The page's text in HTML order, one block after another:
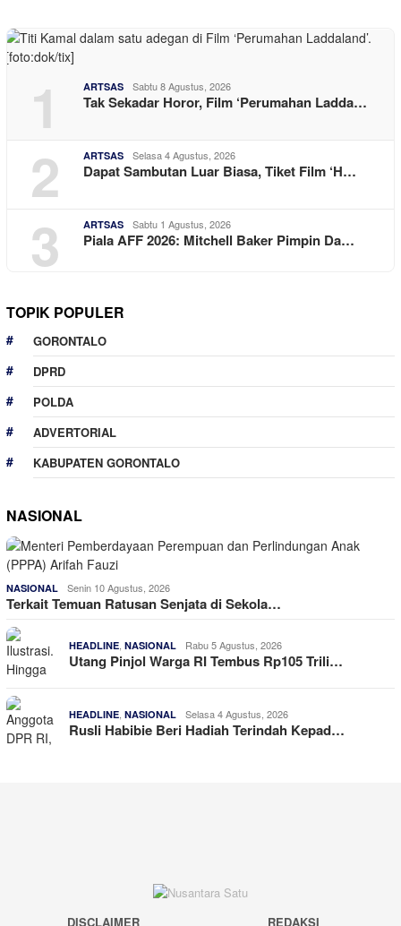
1 ARTSAS Sabtu 8 Agustus, 2026
Tak Sekadar Horor, Film ‘Perumahan Ladda…
2 ARTSAS Selasa 4 Agustus, 2026
Dapat Sambutan Luar Biasa, Tiket Film ‘H…
3 ARTSAS Sabtu 1 Agustus, 2026
Piala AFF 2026: Mitchell Baker Pimpin Da…
TOPIK POPULER
GORONTALO
DPRD
POLDA
ADVERTORIAL
KABUPATEN GORONTALO
NASIONAL
NASIONAL Senin 10 Agustus, 2026
Terkait Temuan Ratusan Senjata di Sekola…
HEADLINE NASIONAL Rabu 5 Agustus, 2026
Utang Pinjol Warga RI Tembus Rp105 Trili…
HEADLINE NASIONAL Selasa 4 Agustus, 2026
Rusli Habibie Beri Hadiah Terindah Kepad…
DISCLAIMER REDAKSI